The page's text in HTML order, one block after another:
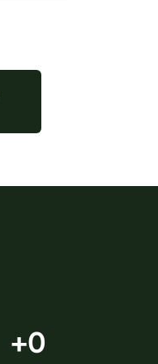
+0